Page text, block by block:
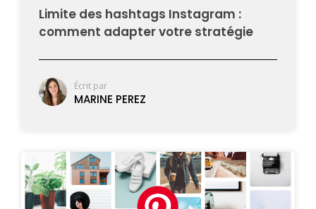
Limite des hashtags Instagram :
comment adapter votre stratégie
Écrit par
MARINE PEREZ